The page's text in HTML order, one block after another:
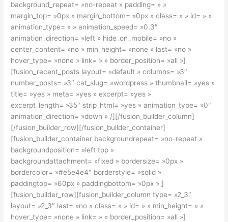
background_repeat= »no-repeat » padding= » »
margin_top= »0px » margin_bottom= »0px » class= » » id= » »
animation_type= » » animation_speed= »0.3″
animation_direction= »left » hide_on_mobile= »no »
center_content= »no » min_height= »none » last= »no »
hover_type= »none » link= » » border_position= »all »]
[fusion_recent_posts layout= »default » columns= »3″
number_posts= »3″ cat_slug= »wordpress » thumbnail= »yes »
title= »yes » meta= »yes » excerpt= »yes »
excerpt_length= »35″ strip_html= »yes » animation_type= »0″
animation_direction= »down » /][/fusion_builder_column]
[/fusion_builder_row][/fusion_builder_container]
[fusion_builder_container backgroundrepeat= »no-repeat »
backgroundposition= »left top »
backgroundattachment= »fixed » bordersize= »0px »
bordercolor= »#e5e4e4″ borderstyle= »solid »
paddingtop= »60px » paddingbottom= »0px » ]
[fusion_builder_row][fusion_builder_column type= »2_3″
layout= »2_3″ last= »no » class= » » id= » » min_height= » »
hover_type= »none » link= » » border_position= »all »]